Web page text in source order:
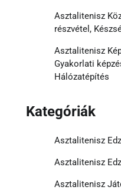
Asztalitenisz
részvétel,
Asztalitenisz
Gyakorlati
Hálózatépítés
Kategóriák
Asztalitenisz
Asztalitenisz
Asztalitenisz